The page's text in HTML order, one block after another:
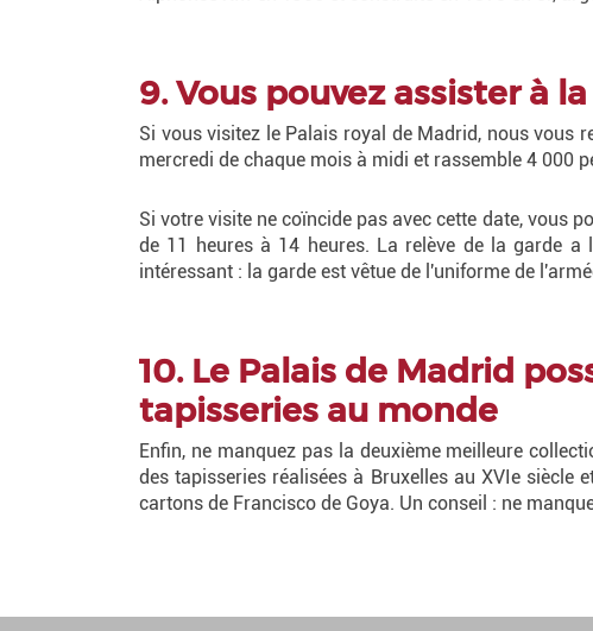
9. Vous pouvez assister à
Si vous visitez le Palais royal de Madrid, nous vous
mercredi de chaque mois à midi et rassemble 4 000
Si votre visite ne coïncide pas avec cette date, vous
de 11 heures à 14 heures. La relève de la garde
intéressant : la garde est vêtue de l'uniforme de
10. Le Palais de Madrid
tapisseries au monde
Enfin, ne manquez pas la deuxième meilleure
des tapisseries réalisées à Bruxelles au XVIe siècle
cartons de Francisco de Goya. Un conseil : ne